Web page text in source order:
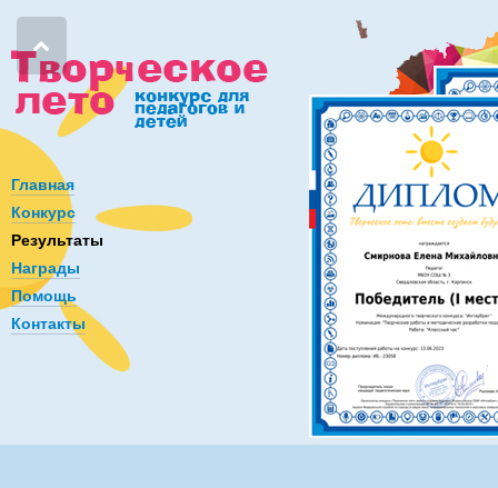
Главная
Конкурс
Результаты
Награды
Помощь
Контакты